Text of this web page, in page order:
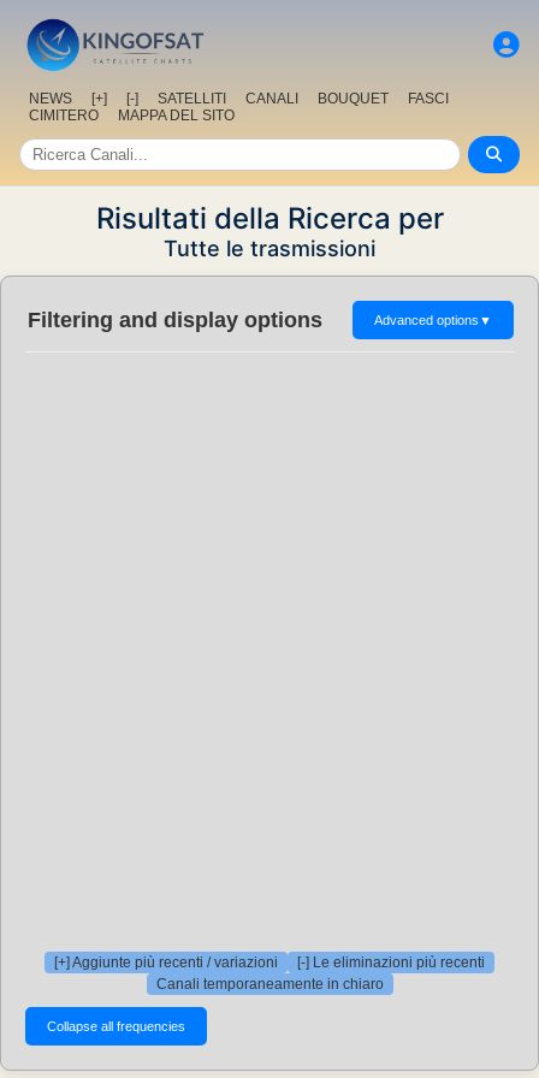
NEWS [+] [-] SATELLITI CANALI BOUQUET
FASCI
CIMITERO
MAPPA DEL SITO
Risultati della Ricerca per
Tutte le trasmissioni
Filtering and display options Advanced options ▼
[+] Aggiunte più recenti / variazioni
[-] Le eliminazioni più recenti
Canali temporaneamente in chiaro